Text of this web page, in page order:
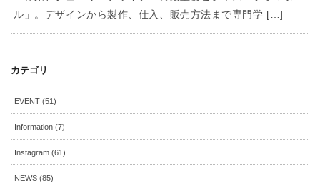
ル」。デザインから製作、仕入、販売方法まで専門学 […]
カテゴリ
EVENT (51)
Information (7)
Instagram (61)
NEWS (85)